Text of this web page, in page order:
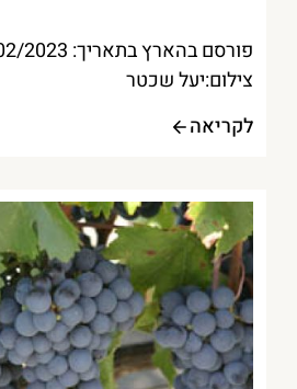
פורסם בהארץ בתאריך: 16/02/2023
צילום:יעל שכטר
לקריאה